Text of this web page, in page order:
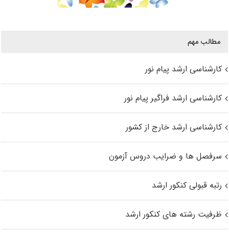
مطالب مهم
کارشناسی ارشد پیام نور
کارشناسی ارشد فراگیر پیام نور
کارشناسی ارشد خارج از کشور
سرفصل ها و ضرایب دروس آزمون
رتبه قبولی کنکور ارشد
ظرفیت رشته های کنکور ارشد